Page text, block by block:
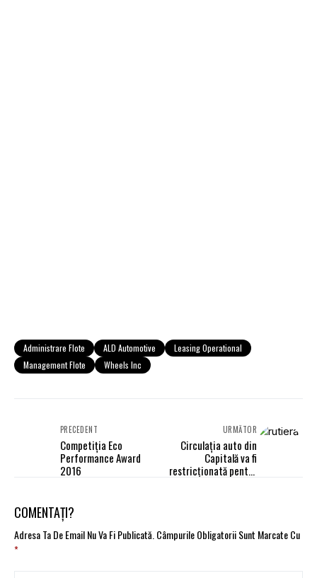
Administrare Flote ALD Automotive
Leasing Operational
Management Flote
Wheels Inc
PRECEDENT
Competiția Eco
Performance Award
2016
URMĂTOR
Circulaţia auto din
Capitală va fi
restricţionată pentru
COMENTAȚI?
Adresa Ta De Email Nu Va Fi Publicată.Câmpurile Obligatorii Sunt Marcate Cu
*